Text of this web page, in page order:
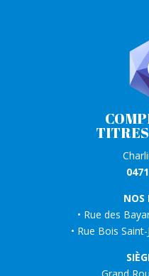
NOS
• Rue des
• Rue Bois
Grand